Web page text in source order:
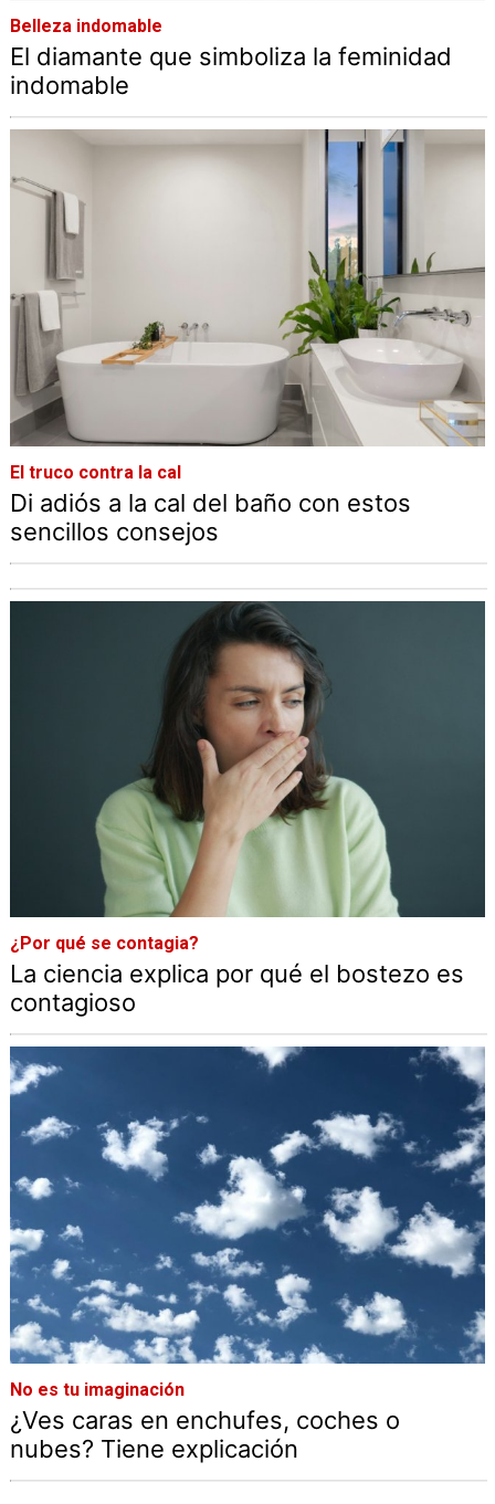
Belleza indomable
El diamante que simboliza la feminidad
indomable
El truco contra la cal
Di adiós a la cal del baño con estos
sencillos consejos
¿Por qué se contagia?
La ciencia explica por qué el bostezo es
contagioso
No es tu imaginación
¿Ves caras en enchufes, coches o
nubes? Tiene explicación